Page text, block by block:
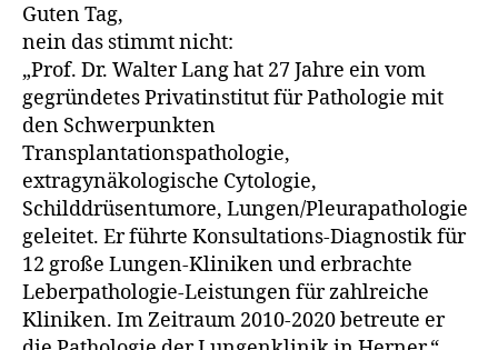
Guten Tag,
nein das stimmt nicht:
„Prof. Dr. Walter Lang hat 27 Jahre ein vom
gegründetes Privatinstitut für Pathologie mit
den Schwerpunkten
Transplantationspathologie,
extragynäkologische Cytologie,
Schilddrüsentumore, Lungen/Pleurapathologie
geleitet. Er führte Konsultations-Diagnostik für
12 große Lungen-Kliniken und erbrachte
Leberpathologie-Leistungen für zahlreiche
Kliniken. Im Zeitraum 2010-2020 betreute er